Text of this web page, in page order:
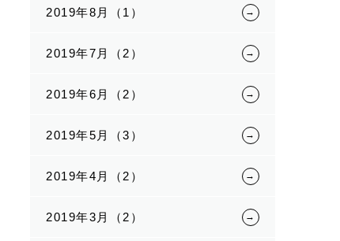
2019年8月（1）
2019年7月（2）
2019年6月（2）
2019年5月（3）
2019年4月（2）
2019年3月（2）